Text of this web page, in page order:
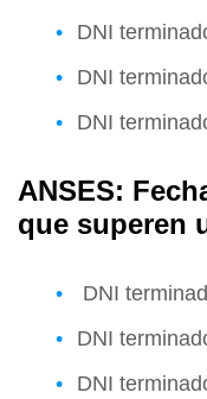
DNI
DNI
DNI
ANSES:
que superen
DNI
DNI
DNI